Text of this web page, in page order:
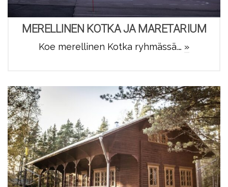
MERELLINEN KOTKA JA MARETARIUM
Koe merellinen Kotka ryhmässä.… »